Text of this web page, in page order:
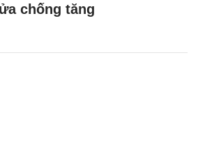
chống tăng